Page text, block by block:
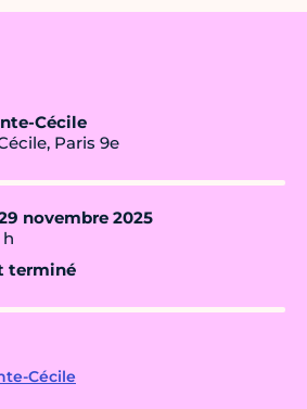
Cécile
Paris 9e
novembre 2025
h
terminé
Cécile